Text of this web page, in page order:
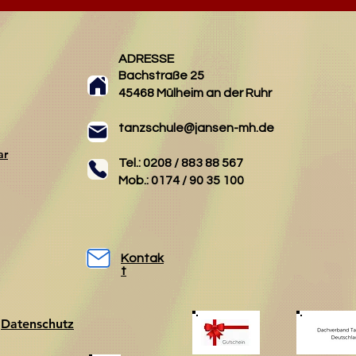
ADRESSE
Bachstraße 25
45468 Mülheim an der Ruhr
tanzschule@jansen-mh.de
Tel.: 0208 / 883 88 567
Mob.: 0174 / 90 35 100
Kontak
t
Datenschutz